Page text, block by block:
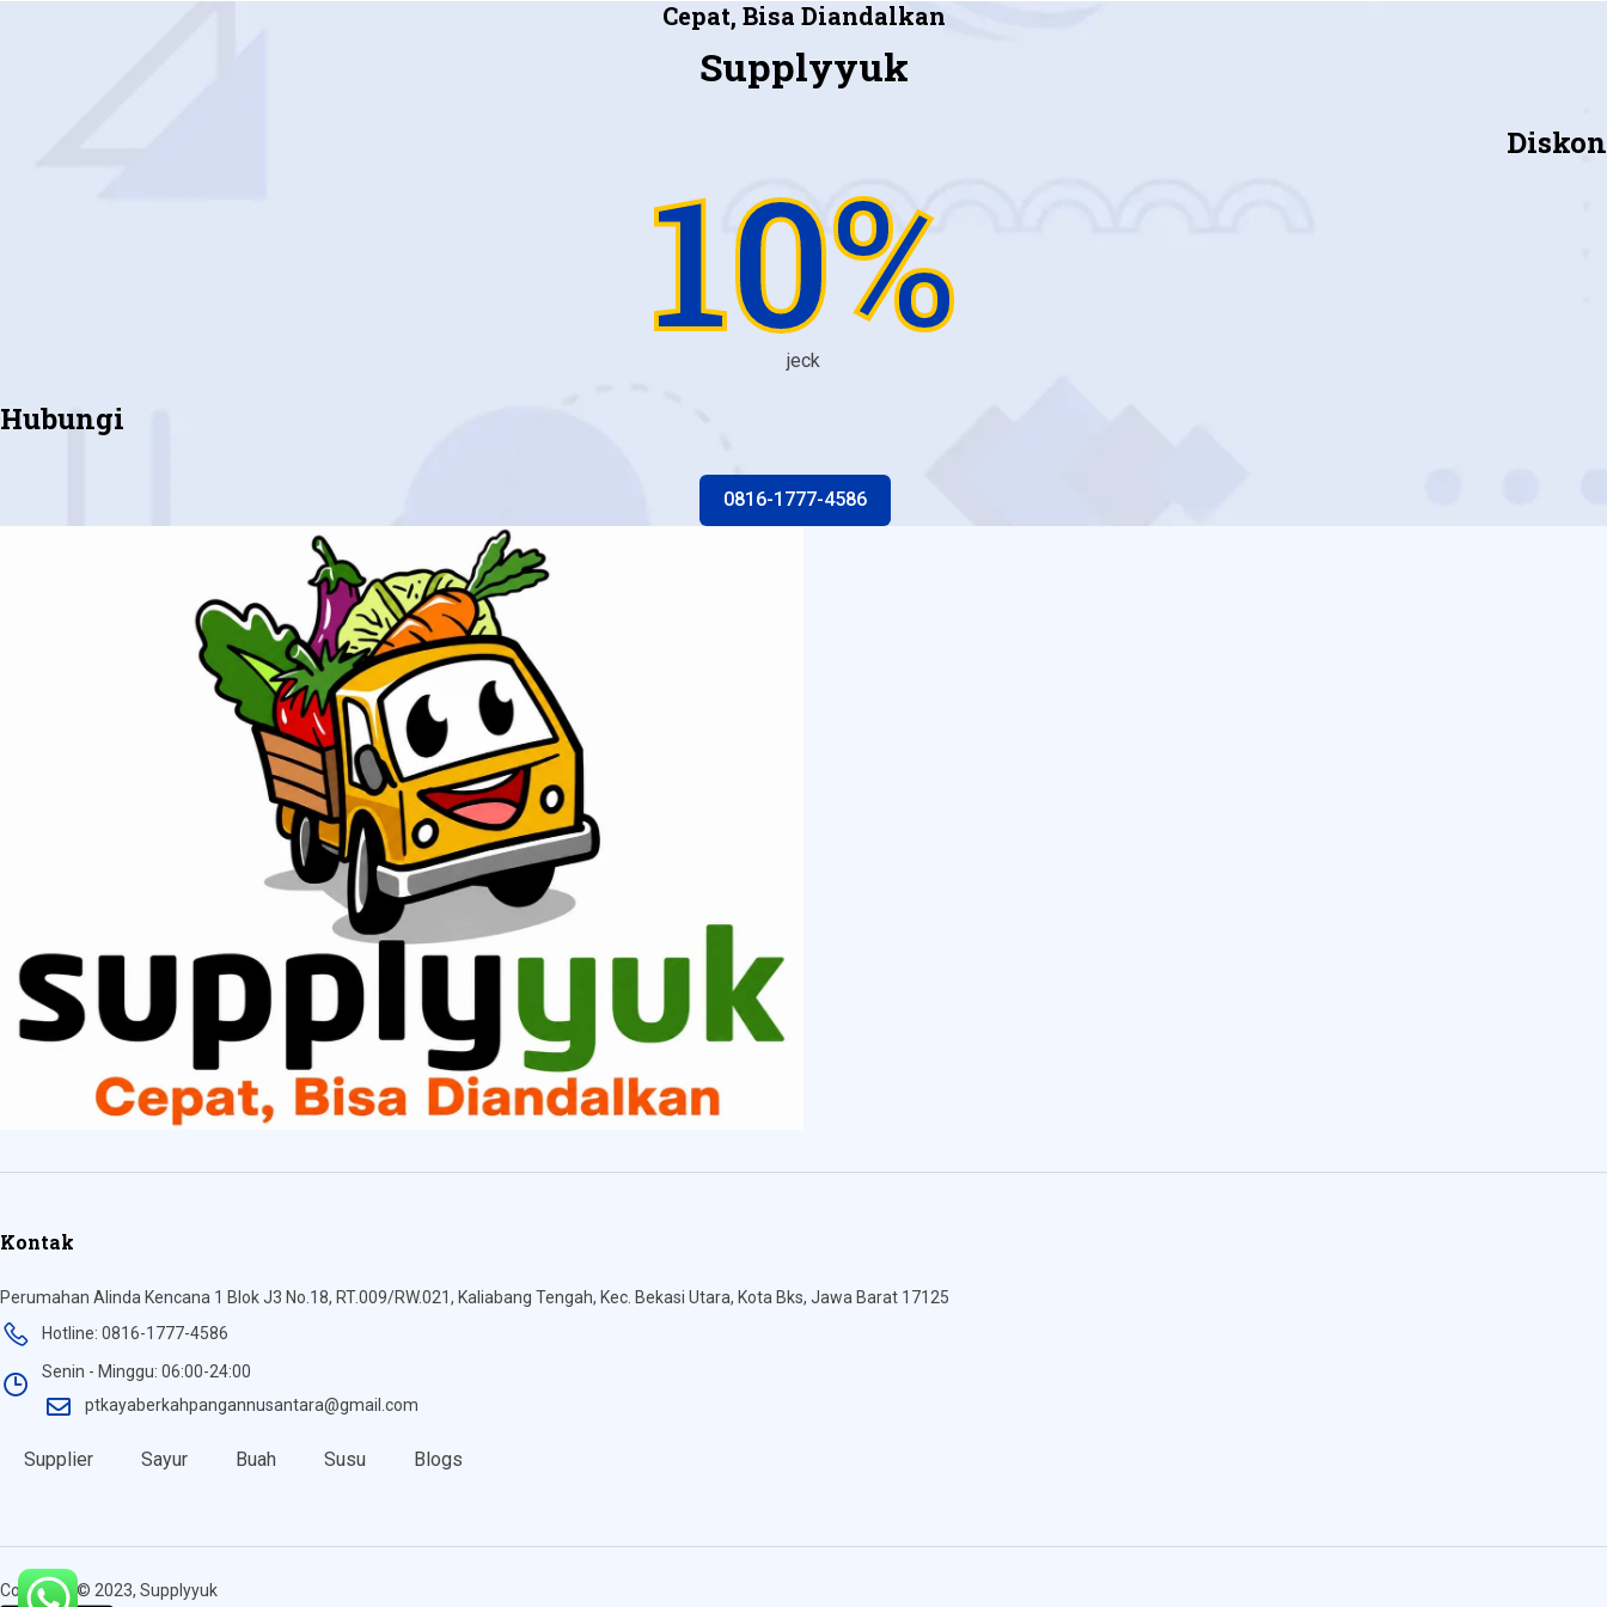
Cepat, Bisa Diandalkan
Supplyyuk
Diskon
10%
jeck
Hubungi
0816-1777-4586
Kontak
Perumahan Alinda Kencana 1 Blok J3 No.18, RT.009/RW.021, Kaliabang Tengah, Kec. Bekasi Utara, Kota Bks, Jawa Barat 17125
Hotline: 0816-1777-4586
Senin - Minggu: 06:00-24:00
ptkayaberkahpangannusantara@gmail.com
Supplier Sayur Buah Susu Blogs
Copyright © 2023, Supplyyuk